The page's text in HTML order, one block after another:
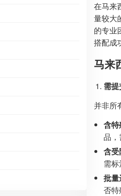
在马来
量较大
的专业
搭配成
马来
需
并非所
含
品
含
需
批
否特